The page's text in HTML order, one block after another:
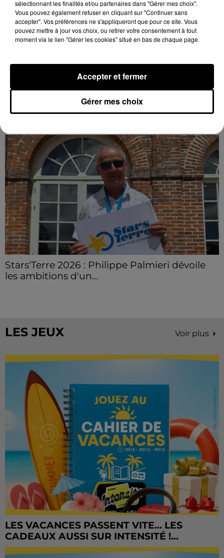
C'est l'un des week-ends les plus chargés de l'été,
avec des départs aussi importants que les retours.
LE GRAND FORMAT Voir plus
Stars'Terre 2026 : Philippe Palmieri dévoile
les ambitions d'un...
LES JEUX Voir plus
LES VACANCES PASSENT VITE... LES
CADEAUX AUSSI SUR INTENSITÉ !...
sélectionnant les finalités et/ou partenaires dans "Gérer mes choix".
Vous pouvez également refuser en cliquant sur "Continuer sans
accepter". Vos préférences ne s'appliqueront que pour ce site. Vous
pouvez mettre à jour vos choix, ou retirer votre consentement à tout
moment via le lien "Gérer les cookies" situé en bas de chaque page.
Gérer mes choix
Accepter et fermer